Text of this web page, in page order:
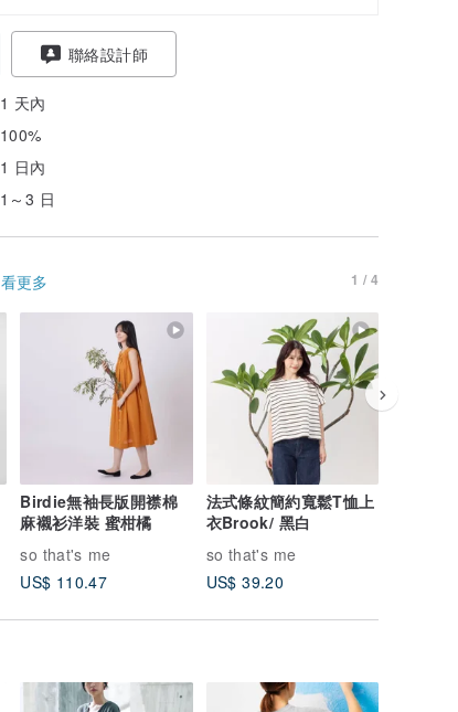
聯絡設計師
1 天內
100%
1 日內
1～3 日
看更多 1 / 4
Birdie無袖長版開襟棉
麻襯衫洋裝 蜜柑橘
so that's me
US$ 110.47
法式條紋簡約寬鬆T恤上
衣Brook/ 黑白
so that's me
US$ 39.20